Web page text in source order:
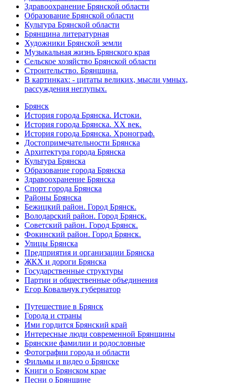
Здравоохранение Брянской области
Образование Брянской области
Культура Брянской области
Брянщина литературная
Художники Брянской земли
Музыкальная жизнь Брянского края
Сельское хозяйство Брянской области
Строительство. Брянщина.
В картинках: - цитаты великих, мысли умных,
рассуждения неглупых.
Брянск
История города Брянска. Истоки.
История города Брянска. XX век.
История города Брянска. Хронограф.
Достопримечательности Брянска
Архитектура города Брянска
Культура Брянска
Образование города Брянска
Здравоохранение Брянска
Спорт города Брянска
Районы Брянска
Бежицкий район. Город Брянск.
Володарский район. Город Брянск.
Советский район. Город Брянск.
Фокинский район. Город Брянск.
Улицы Брянска
Предприятия и организации Брянска
ЖКХ и дороги Брянска
Государственные структуры
Партии и общественные объединения
Егор Ковальчук губернатор
Путешествие в Брянск
Города и страны
Ими гордится Брянский край
Интересные люди современной Брянщины
Брянские фамилии и родословные
Фотографии города и области
Фильмы и видео о Брянске
Книги о Брянском крае
Песни о Брянщине